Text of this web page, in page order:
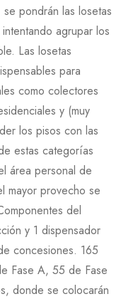
pondrán las losetas
agrupar los
Las losetas
para
como colectores
y (muy
los pisos con las
estas categorías
área personal de
mayor provecho se
del
y 1 dispensador
concesiones. 165
Fase A, 55 de Fase
donde se colocarán